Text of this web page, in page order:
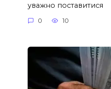
уважно поставитися
0 10